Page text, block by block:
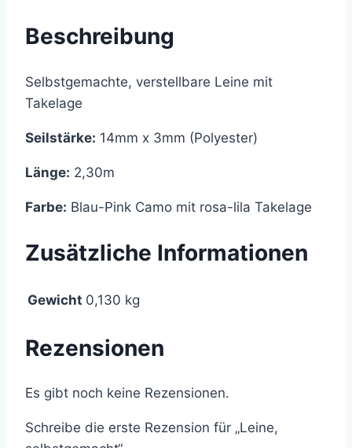
Beschreibung
Selbstgemachte, verstellbare Leine mit
Takelage
Seilstärke: 14mm x 3mm (Polyester)
Länge: 2,30m
Farbe: Blau-Pink Camo mit rosa-lila Takelage
Zusätzliche Informationen
Gewicht 0,130 kg
Rezensionen
Es gibt noch keine Rezensionen.
Schreibe die erste Rezension für „Leine,